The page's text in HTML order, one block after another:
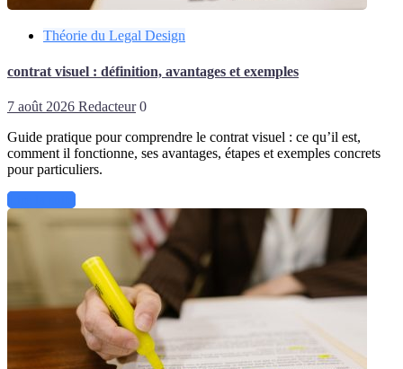
Théorie du Legal Design
contrat visuel : définition, avantages et exemples
7 août 2026 Redacteur 0
Guide pratique pour comprendre le contrat visuel : ce qu’il est,
comment il fonctionne, ses avantages, étapes et exemples concrets
pour particuliers.